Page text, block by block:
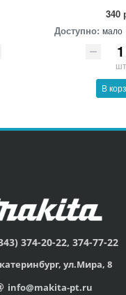
340
Доступно: мало
шт
В
374-20-22, 374-77-22
ул.Мира, 8
info@makita-pt.ru